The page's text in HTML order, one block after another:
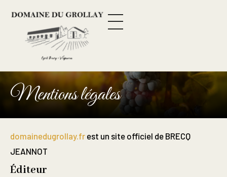
Mentions légales
domainedugrollay.fr est un site officiel de BRECQ
JEANNOT
Éditeur